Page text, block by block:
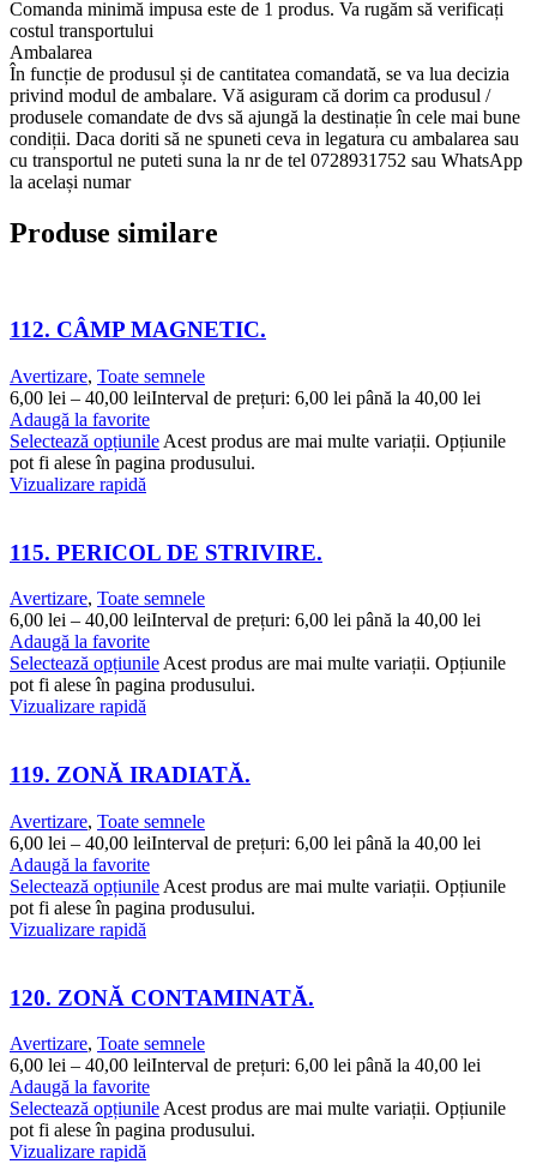
Comanda minimă impusa este de 1 produs. Va rugăm să verificați
costul transportului
Ambalarea
În funcție de produsul și de cantitatea comandată, se va lua decizia
privind modul de ambalare. Vă asiguram că dorim ca produsul /
produsele comandate de dvs să ajungă la destinație în cele mai bune
condiții. Daca doriti să ne spuneti ceva in legatura cu ambalarea sau
cu transportul ne puteti suna la nr de tel 0728931752 sau WhatsApp
la același numar
Produse similare
112. CÂMP MAGNETIC.
Avertizare, Toate semnele
6,00 lei – 40,00 leiInterval de prețuri: 6,00 lei până la 40,00 lei
Adaugă la favorite
Selectează opțiunile Acest produs are mai multe variații. Opțiunile
pot fi alese în pagina produsului.
Vizualizare rapidă
115. PERICOL DE STRIVIRE.
Avertizare, Toate semnele
6,00 lei – 40,00 leiInterval de prețuri: 6,00 lei până la 40,00 lei
Adaugă la favorite
Selectează opțiunileAcest produs are mai multe variații. Opțiunile
pot fi alese în pagina produsului.
Vizualizare rapidă
119. ZONĂ IRADIATĂ.
Avertizare, Toate semnele
6,00 lei – 40,00 leiInterval de prețuri: 6,00 lei până la 40,00 lei
Adaugă la favorite
Selectează opțiunile Acest produs are mai multe variații. Opțiunile
pot fi alese în pagina produsului.
Vizualizare rapidă
120. ZONĂ CONTAMINATĂ.
Avertizare, Toate semnele
6,00 lei – 40,00 leiInterval de prețuri: 6,00 lei până la 40,00 lei
Adaugă la favorite
Selectează opțiunile Acest produs are mai multe variații. Opțiunile
pot fi alese în pagina produsului.
Vizualizare rapidă